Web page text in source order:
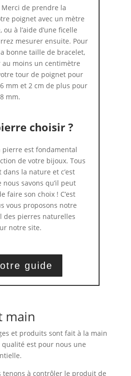
Merci de prendre la
poignet avec un mètre
à l’aide d’une ficelle
mesurer ensuite. Pour
bonne taille de bracelet,
moins un centimètre
tour de poignet pour
mm et 2 cm de plus pour
mm.
choisir ?
pierre est fondamental
de votre bijoux. Tous
dans la nature et c’est
savons qu’il peut
faire son choix ! C’est
vous proposons notre
des pierres naturelles
notre site.
guide
main
et produits sont fait à la main
qualité est pour nous une
tenons à contrôler le produit de